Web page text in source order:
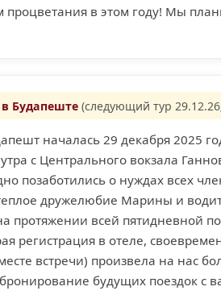
процветания в этом году! Мы
Будапеште (следующий тур
началась 29 декабря 2025
с Центрального вокзала
позаботились о нуждах всех
дружелюбие Марины и
протяжении всей пятидневной
регистрация в отеле,
встречи) произвела на нас
будущих поездок с